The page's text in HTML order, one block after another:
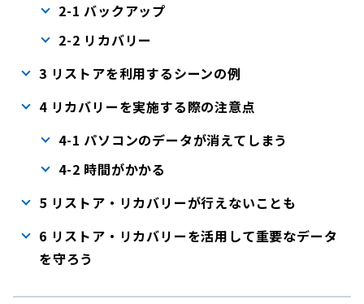
2-1 バックアップ
2-2 リカバリー
3 リストアを利用するシーンの例
4 リカバリーを実施する際の注意点
4-1 パソコンのデータが消えてしまう
4-2 時間がかかる
5 リストア・リカバリーが行えないことも
6 リストア・リカバリーを活用して重要なデータ
を守ろう